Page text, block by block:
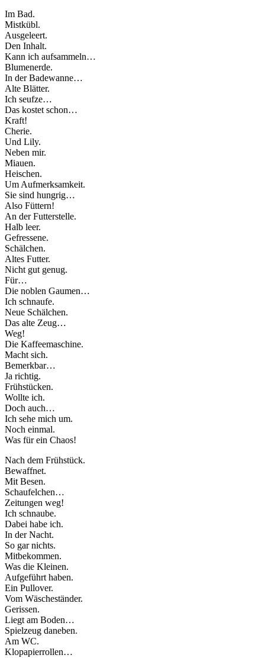
Im Bad.
Mistkübl.
Ausgeleert.
Den Inhalt.
Kann ich aufsammeln…
Blumenerde.
In der Badewanne…
Alte Blätter.
Ich seufze…
Das kostet schon…
Kraft!
Cherie.
Und Lily.
Neben mir.
Miauen.
Heischen.
Um Aufmerksamkeit.
Sie sind hungrig…
Also Füttern!
An der Futterstelle.
Halb leer.
Gefressene.
Schälchen.
Altes Futter.
Nicht gut genug.
Für…
Die noblen Gaumen…
Ich schnaufe.
Neue Schälchen.
Das alte Zeug…
Weg!
Die Kaffeemaschine.
Macht sich.
Bemerkbar…
Ja richtig.
Frühstücken.
Wollte ich.
Doch auch…
Ich sehe mich um.
Noch einmal.
Was für ein Chaos!
Nach dem Frühstück.
Bewaffnet.
Mit Besen.
Schaufelchen…
Zeitungen weg!
Ich schnaube.
Dabei habe ich.
In der Nacht.
So gar nichts.
Mitbekommen.
Was die Kleinen.
Aufgeführt haben.
Ein Pullover.
Vom Wäscheständer.
Gerissen.
Liegt am Boden…
Spielzeug daneben.
Am WC.
Klopapierrollen…